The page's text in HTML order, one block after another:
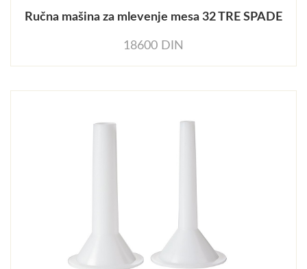
Ručna mašina za mlevenje mesa 32 TRE SPADE
18600 DIN